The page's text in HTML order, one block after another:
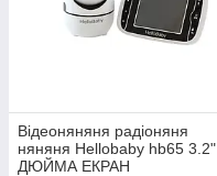
Відеоняняня радіоняня
няняня Hellobaby hb65 3.2"
ДЮЙМА ЕКРАН